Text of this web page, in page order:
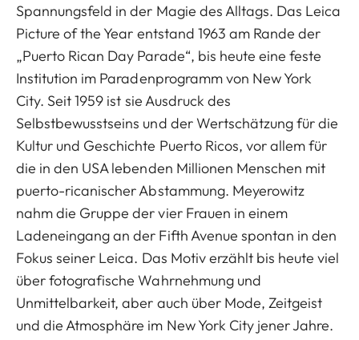
Spannungsfeld in der Magie des Alltags. Das Leica
Picture of the Year entstand 1963 am Rande der
„Puerto Rican Day Parade“, bis heute eine feste
Institution im Paradenprogramm von New York
City. Seit 1959 ist sie Ausdruck des
Selbstbewusstseins und der Wertschätzung für die
Kultur und Geschichte Puerto Ricos, vor allem für
die in den USA lebenden Millionen Menschen mit
puerto-ricanischer Abstammung. Meyerowitz
nahm die Gruppe der vier Frauen in einem
Ladeneingang an der Fifth Avenue spontan in den
Fokus seiner Leica. Das Motiv erzählt bis heute viel
über fotografische Wahrnehmung und
Unmittelbarkeit, aber auch über Mode, Zeitgeist
und die Atmosphäre im New York City jener Jahre.